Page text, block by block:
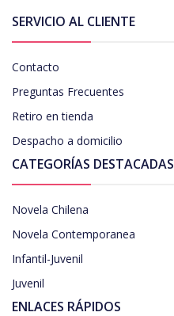
SERVICIO AL CLIENTE
Contacto
Preguntas Frecuentes
Retiro en tienda
Despacho a domicilio
CATEGORÍAS DESTACADAS
Novela Chilena
Novela Contemporanea
Infantil-Juvenil
Juvenil
ENLACES RÁPIDOS